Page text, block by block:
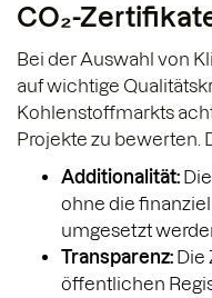
CO₂-
Bei der Auswahl von
auf wichtige
Kohlenstoffmarkts
Projekte zu bewerten.
Additionalität:
ohne die
umgesetzt
Transparenz: Die
öffentlichen